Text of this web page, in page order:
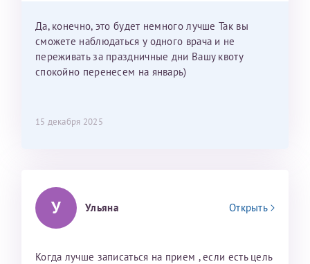
Да, конечно, это будет немного лучше Так вы
сможете наблюдаться у одного врача и не
переживать за праздничные дни Вашу квоту
спокойно перенесем на январь)
15 декабря 2025
У Ульяна Открыть
Когда лучше записаться на прием , если есть цель